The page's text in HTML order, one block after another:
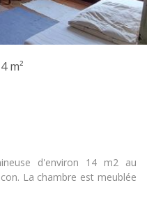
m²
d'environ 14 m2 au
La chambre est meublée
Cuisine:
Commune
Superficie:
14 m
Pièces privées: